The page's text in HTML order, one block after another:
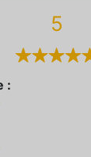
5
: